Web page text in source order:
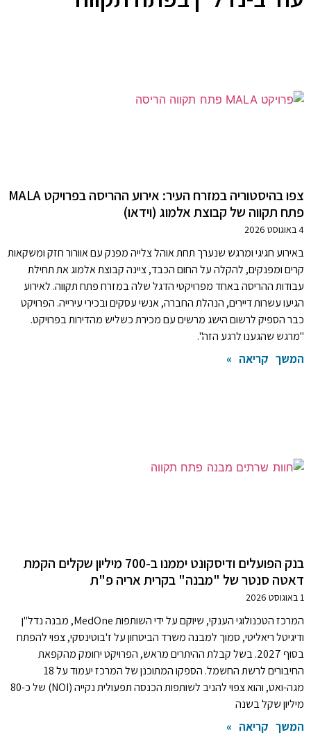
צפו בהיסטוריה במזרח העיר: אירוע ההריסה בפרויקט MALA
פתח תקווה של קבוצת אלמוג (וידאו)
4 באוגוסט 2026
באירוע חגיגי ומרגש שנערך תחת אוהל צלייה מפנק עם אוורור חזק ומשקאות
קרים ומפנקים, להקלה על החום הכבד, ציינה קבוצת אלמוג את תחילת
עבודות ההריסה באחד מפרויקטי הדגל שלה במזרח פתח תקווה. לאירוע
הגיעו עשרות דיירים, הנהלת החברה, אנשי עסקים ובכירי עירייה. הפרויקט
כבר הספיק לרשום הישג מרשים עם מכירת כשליש מהדירות בפרויקט.
"מרגש שהגענו לרגע הזה".
המשך קריאה »
בנק הפועלים ודיסקונט יממנו ב-700 מיליון שקלים הקמת
דאטה סנטר של "מבנה" בקרית אריה פ"ת
1 באוגוסט 2026
המרכז הטכנולוגי הענקי, שיוקם על ידי השותפות MedOne, מבנה נדל"ן
ודיגיטל ריאליטי, סמוך למבנה משרד הביטחון על ז'בוטינסקי, צפוי להפתח
בסוף 2027. בשל קבלת ההיתרים מראש, הפרויקט יחומק מהקפאת
החיבורים לרשת החשמל. הספקו המתוכנן של המרכז יעמוד על 18
מגה-ואט, והוא צפוי להניב לשותפות הכנסה תפעולית נקייה (NOI) של כ-80
מיליון שקל בשנה
המשך קריאה »